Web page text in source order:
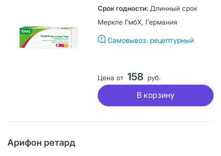
Длинный срок
Меркле ГмбХ, Германия
Самовывоз: рецептурный
Цена от 158 руб.
В корзину
Арифон ретард